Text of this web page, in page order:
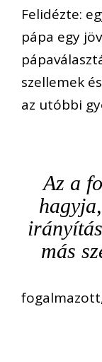
Felidézte:
pápa egy
szellemek
az utóbbi
Az a
más